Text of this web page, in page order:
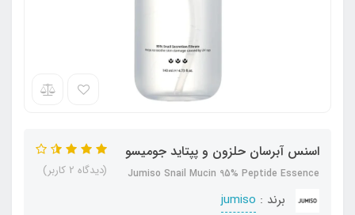
اسنس آبرسان حلزون و پپتاید جومیسو
Jumiso Snail Mucin 95% Peptide Essence
برند : jumiso
(دیدگاه 2 کاربر)